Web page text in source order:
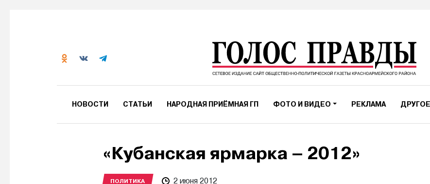
НОВОСТИ СТАТЬИ НАРОДНАЯ ПРИЁМНАЯ ГП ФОТО И ВИДЕО РЕКЛАМА ДРУГОЕ
«Кубанская ярмарка – 2012»
ПОЛИТИКА 2 июня 2012